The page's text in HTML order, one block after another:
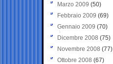
Marzo 2009 (50)
Febbraio 2009 (69)
Gennaio 2009 (70)
Dicembre 2008 (75)
Novembre 2008 (77)
Ottobre 2008 (67)